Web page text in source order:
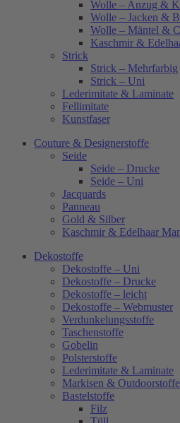
Wolle – Anzug &
Wolle – Jacken &
Wolle – Mäntel &
Kaschmir &
Strick
Strick – Mehrfarbig
Strick – Uni
Lederimitate & Laminate
Fellimitate
Kunstfaser
Couture & Designerstoffe
Seide
Seide – Drucke
Seide – Uni
Jacquards
Panneau
Gold & Silber
Kaschmir & Edelhaar
Dekostoffe
Dekostoffe – Uni
Dekostoffe – Drucke
Dekostoffe – leicht
Dekostoffe – Webmuster
Verdunkelungsstoffe
Taschenstoffe
Gobelin
Polsterstoffe
Lederimitate & Laminate
Markisen & Outdoorstoffe
Bastelstoffe
Filz